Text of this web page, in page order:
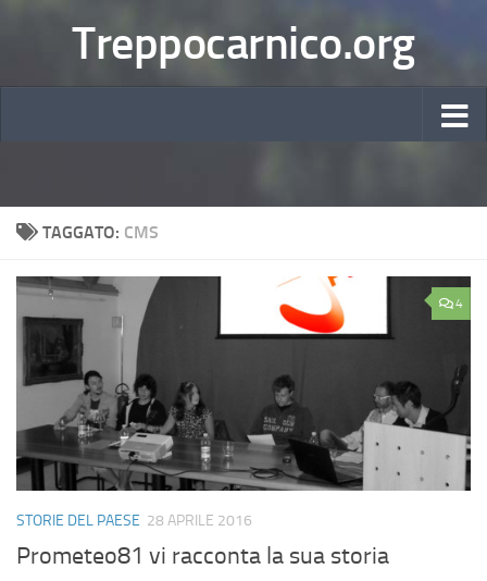
Treppocarnico.org
TAGGATO: CMS
4
STORIE DEL PAESE 28 APRILE 2016
Prometeo81 vi racconta la sua storia